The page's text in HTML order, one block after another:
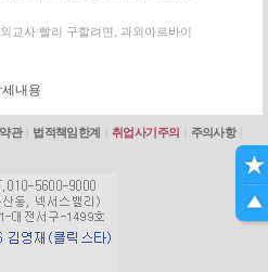
교사 빨리 구할려면, 과외아르바이
내용
관 법적책임한계 취업사기주의 주의사항